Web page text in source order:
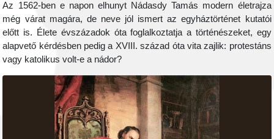
Az 1562-ben e napon elhunyt Nádasdy Tamás modern életrajza
még várat magára, de neve jól ismert az egyháztörténet kutatói
előtt is. Élete évszázadok óta foglalkoztatja a történészeket, egy
alapvető kérdésben pedig a XVIII. század óta vita zajlik: protestáns
vagy katolikus volt-e a nádor?